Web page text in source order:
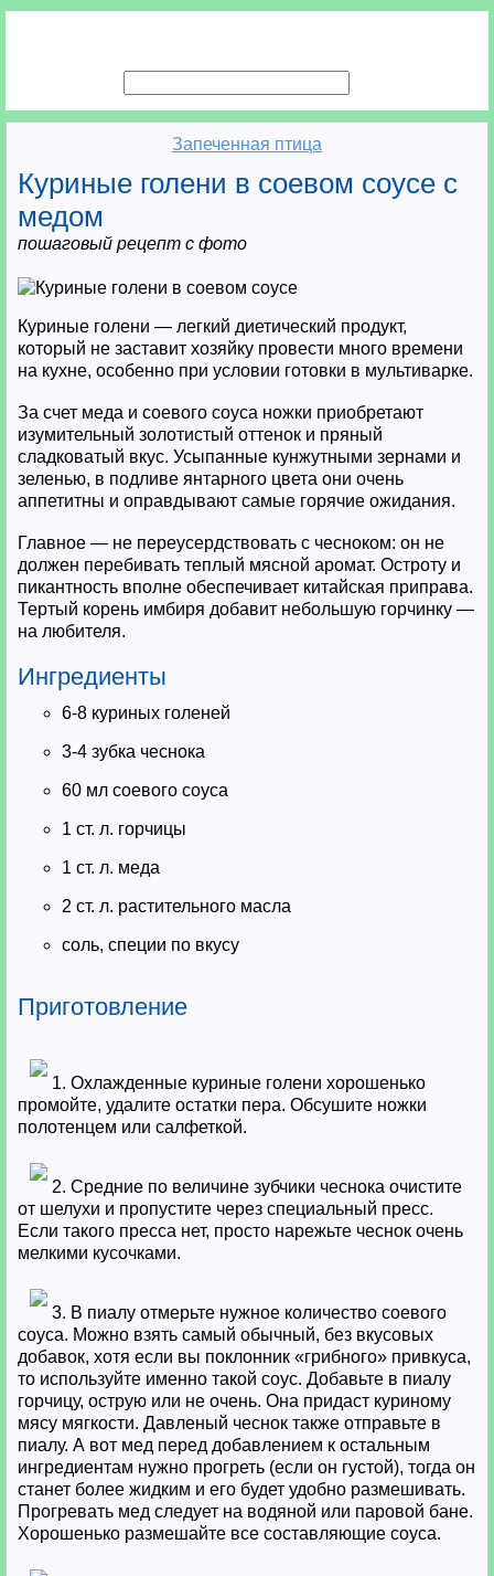
Запеченная птица
Куриные голени в соевом соусе с
медом
пошаговый рецепт с фото
Куриные голени — легкий диетический продукт,
который не заставит хозяйку провести много времени
на кухне, особенно при условии готовки в мультиварке.
За счет меда и соевого соуса ножки приобретают
изумительный золотистый оттенок и пряный
сладковатый вкус. Усыпанные кунжутными зернами и
зеленью, в подливе янтарного цвета они очень
аппетитны и оправдывают самые горячие ожидания.
Главное — не переусердствовать с чесноком: он не
должен перебивать теплый мясной аромат. Остроту и
пикантность вполне обеспечивает китайская приправа.
Тертый корень имбиря добавит небольшую горчинку —
на любителя.
Ингредиенты
6-8 куриных голеней
3-4 зубка чеснока
60 мл соевого соуса
1 ст. л. горчицы
1 ст. л. меда
2 ст. л. растительного масла
соль, специи по вкусу
Приготовление
1. Охлажденные куриные голени хорошенько
промойте, удалите остатки пера. Обсушите ножки
полотенцем или салфеткой.
2. Средние по величине зубчики чеснока очистите
от шелухи и пропустите через специальный пресс.
Если такого пресса нет, просто нарежьте чеснок очень
мелкими кусочками.
3. В пиалу отмерьте нужное количество соевого
соуса. Можно взять самый обычный, без вкусовых
добавок, хотя если вы поклонник «грибного» привкуса,
то используйте именно такой соус. Добавьте в пиалу
горчицу, острую или не очень. Она придаст куриному
мясу мягкости. Давленый чеснок также отправьте в
пиалу. А вот мед перед добавлением к остальным
ингредиентам нужно прогреть (если он густой), тогда он
станет более жидким и его будет удобно размешивать.
Прогревать мед следует на водяной или паровой бане.
Хорошенько размешайте все составляющие соуса.